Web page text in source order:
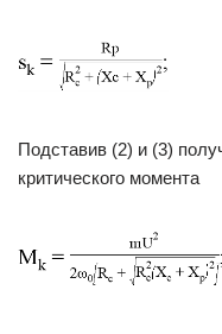
Подставив (2) и (3)
критического момента